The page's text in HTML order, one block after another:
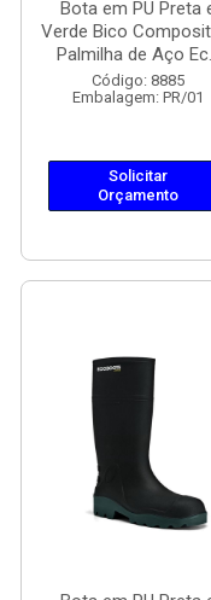
Bota em PU Preta
Verde Bico
Palmilha de Aço
Código: 8885
Embalagem: PR/01
Solicitar
Orçamento